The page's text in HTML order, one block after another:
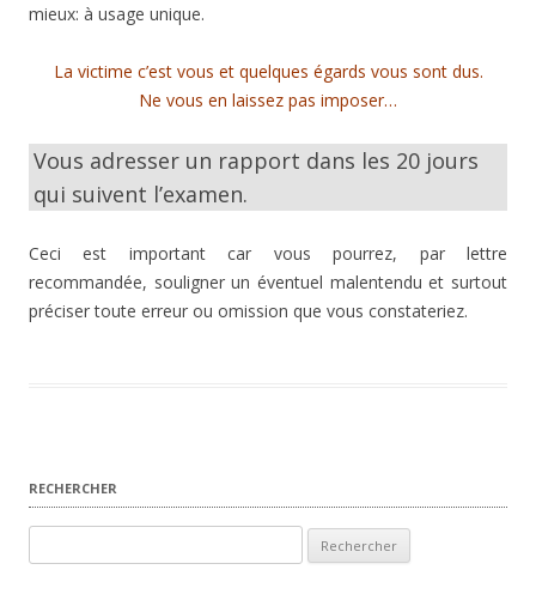
mieux: à usage unique.
La victime c’est vous et quelques égards vous sont dus.
Ne vous en laissez pas imposer…
Vous adresser un rapport dans les 20 jours
qui suivent l’examen.
Ceci est important car vous pourrez, par lettre
recommandée, souligner un éventuel malentendu et surtout
préciser toute erreur ou omission que vous constateriez.
RECHERCHER